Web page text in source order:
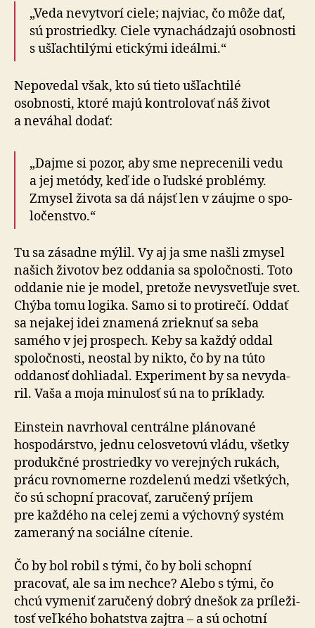
„Veda nevytvorí ciele; najviac, čo môže dať,
sú prostriedky. Ciele vy­na­chá­dzajú osobnosti
s ušľach­ti­lými etickými ideálmi.“
Nepovedal však, kto sú tieto ušľachtilé
osobnosti, ktoré majú kon­tro­lo­vať náš život
a ne­vá­hal dodať:
„Dajme si pozor, aby sme neprecenili vedu
a jej metódy, keď ide o ľudské problémy.
Zmysel života sa dá nájsť len v záujme o spo­
lo­čen­stvo.“
Tu sa zásadne mýlil. Vy aj ja sme našli zmysel
našich životov bez od­da­nia sa spo­loč­nosti. Toto
oddanie nie je model, pre­tože ne­vy­svet­ľuje svet.
Chýba tomu logika. Samo si to proti­rečí. Oddať
sa nejakej idei zna­me­ná zrieknuť sa seba
samého v jej prospech. Keby sa každý oddal
spoločnosti, neostal by nikto, čo by na túto
oddanosť dohliadal. Ex­pe­ri­ment by sa ne­vy­da­
ril. Vaša a moja mi­nu­losť sú na to príklady.
Einstein navrhoval centrálne plánované
hospodárstvo, jednu celo­sve­to­vú vládu, všetky
pro­dukčné prostriedky vo ve­rej­ných rukách,
prácu rovno­merne roz­de­le­nú medzi všetkých,
čo sú schopní pracovať, zaručený príjem
pre kaž­dé­ho na celej zemi a vý­chovný systém
za­me­ra­ný na so­ciálne cítenie.
Čo by bol robil s tými, čo by boli schopní
pracovať, ale sa im nechce? Alebo s tými, čo
chcú vymeniť zaručený dobrý dnešok za prí­le­ži­
tosť veľkého bohatstva zajtra – a sú ochotní